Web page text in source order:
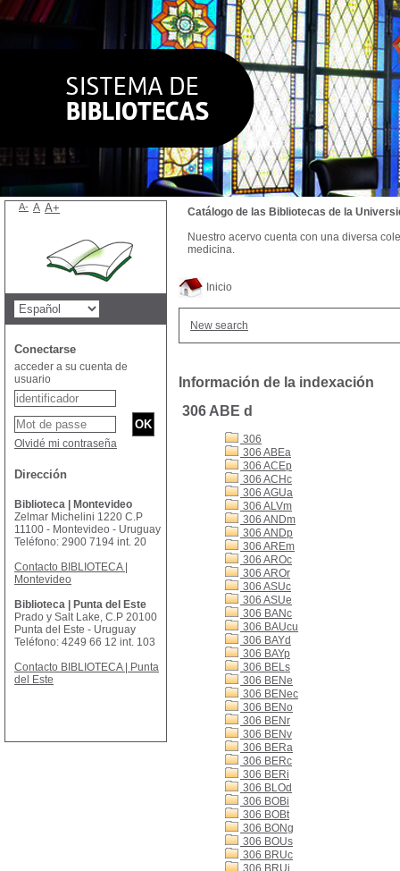
Inicio
New search
Información de la indexación
306 ABE d
306
306 ABEa
306 ACEp
306 ACHc
306 AGUa
306 ALVm
306 ANDm
306 ANDp
306 AREm
306 AROc
306 AROr
306 ASUc
306 ASUe
306 BANc
306 BAUcu
306 BAYd
306 BAYp
306 BELs
306 BENe
306 BENec
306 BENo
306 BENr
306 BENv
306 BERa
306 BERc
306 BERi
306 BLOd
306 BOBi
306 BOBt
306 BONg
306 BOUs
306 BRUc
306 BRUi
Catálogo de las Bibliotecas de la
Nuestro acervo cuenta con una diversa
medicina.
A- A A+
Conectarse
acceder a su cuenta de
usuario
Olvidé mi contraseña
Dirección
Biblioteca | Montevideo
Zelmar Michelini 1220 C.P
11100 - Montevideo - Uruguay
Teléfono: 2900 7194 int. 20
Contacto BIBLIOTECA |
Montevideo
Biblioteca | Punta del Este
Prado y Salt Lake, C.P 20100
Punta del Este - Uruguay
Teléfono: 4249 66 12 int. 103
Contacto BIBLIOTECA | Punta
del Este